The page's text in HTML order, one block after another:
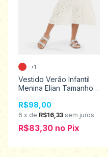
Vestido Verão Infantil
Menina Elian Tamanhos
R$98,00
6 x de R$16,33 sem juros
R$83,30 no Pix
+1